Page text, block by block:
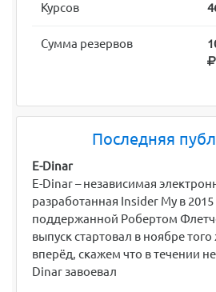
Курсов
Сумма резервов
Последняя
E-Dinar
E-Dinar – независимая
разработанная Insider My в 2015
поддержанной Робертом
выпуск стартовал в ноябре того
вперёд, скажем что в течении
Dinar завоевал